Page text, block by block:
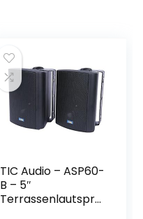
TIC Audio – ASP60-
B – 5″
Terrassenlautspre